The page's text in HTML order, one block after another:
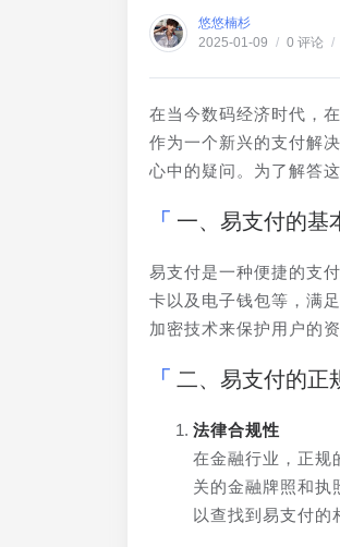
悠悠楠杉
2025-01-09 / 0 评论 /
在当今数码经济时代，
作为一个新兴的支付解
心中的疑问。为了解答
一、易支付的基
易支付是一种便捷的支
卡以及电子钱包等，满
加密技术来保护用户的资
二、易支付的正
法律合规性
在金融行业，正规
关的金融牌照和执
以查找到易支付的